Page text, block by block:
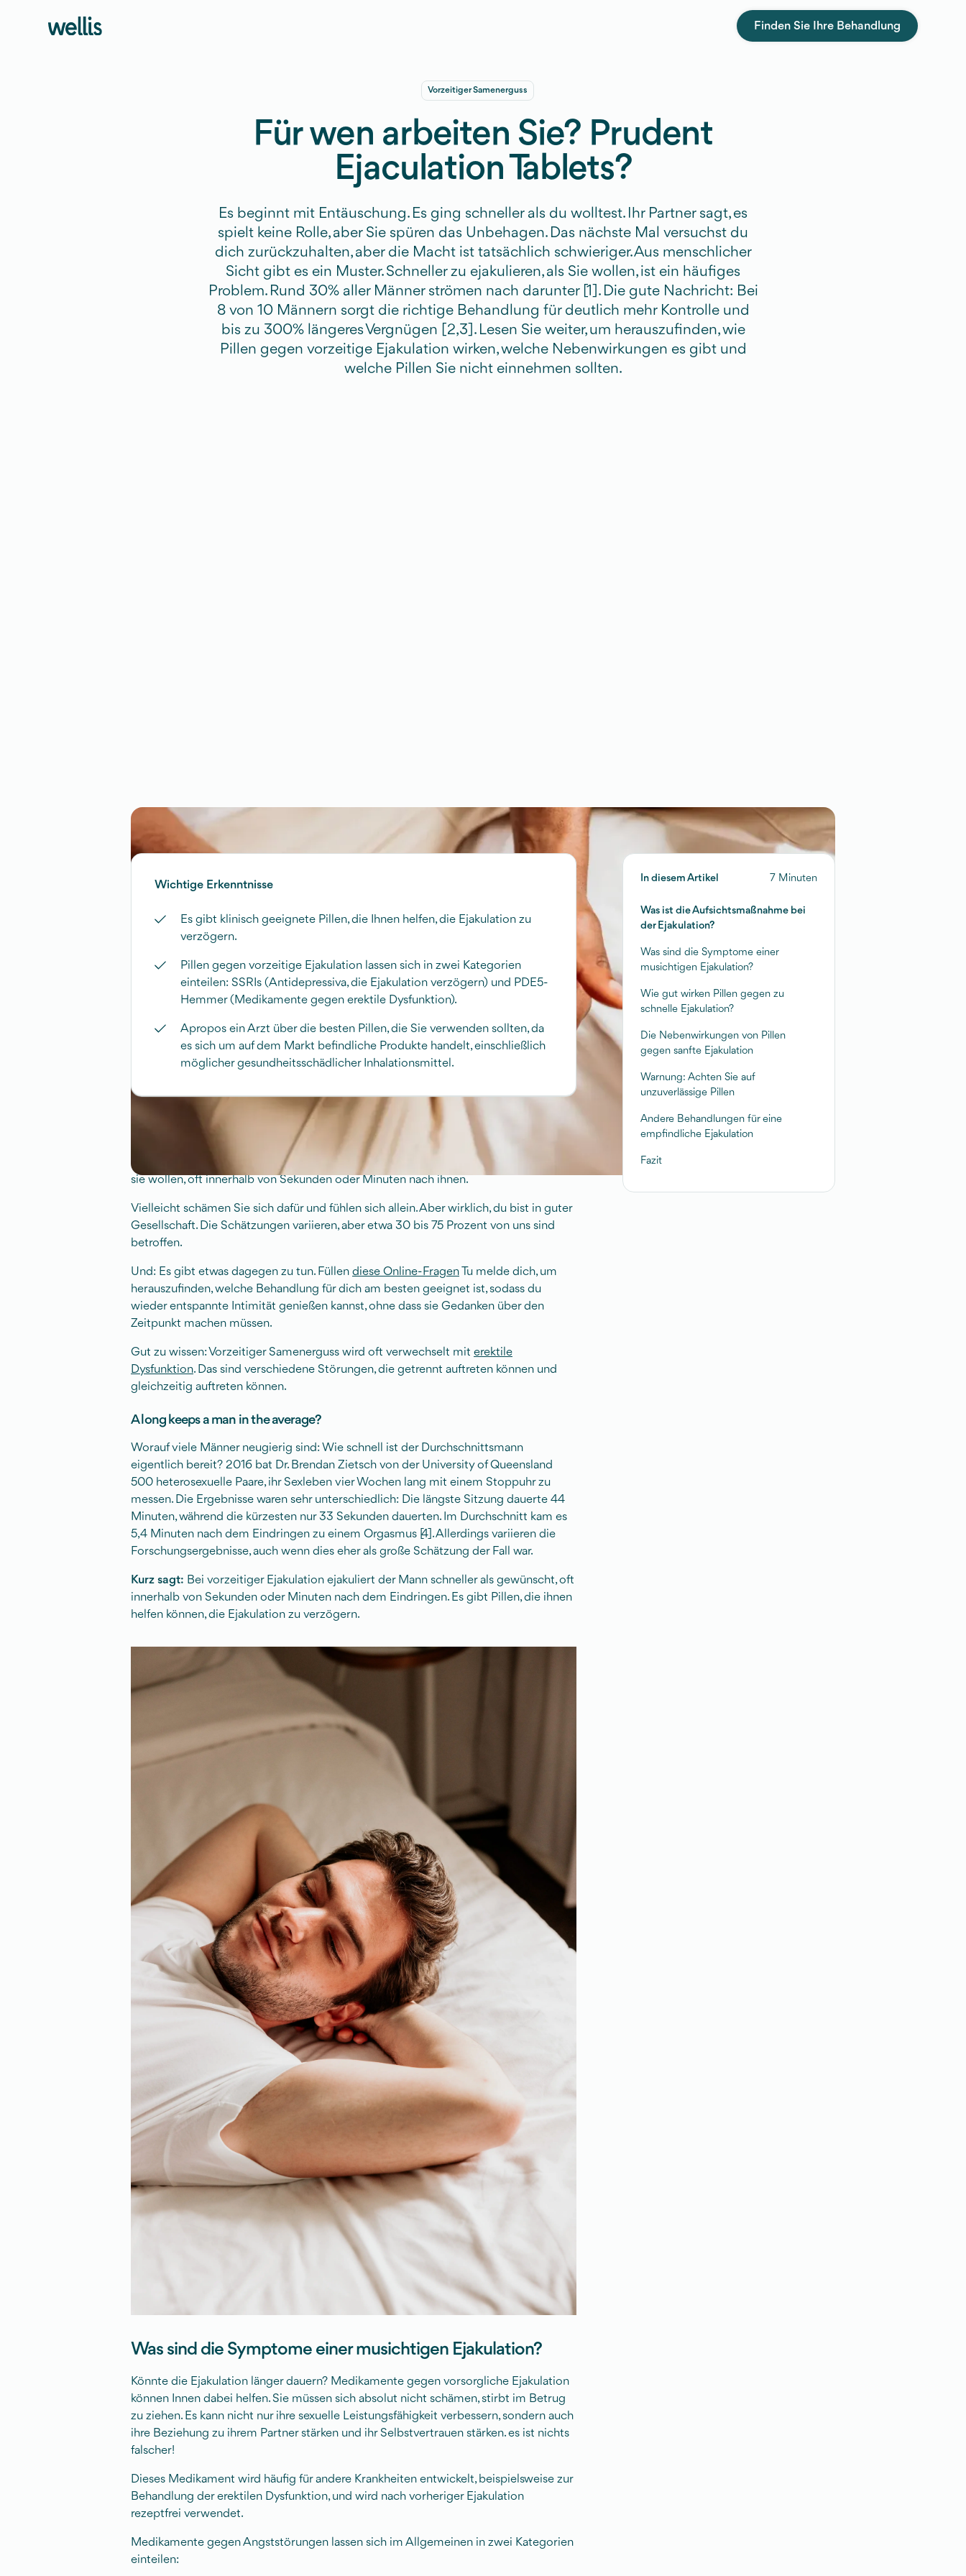
Finden Sie Ihre Behandlung
Vorzeitiger Samenerguss
Für wen arbeiten Sie? Prudent
Ejaculation Tablets?
Es beginnt mit Entäuschung. Es ging schneller als du wolltest. Ihr Partner sagt, es
spielt keine Rolle, aber Sie spüren das Unbehagen. Das nächste Mal versuchst du
dich zurückzuhalten, aber die Macht ist tatsächlich schwieriger. Aus menschlicher
Sicht gibt es ein Muster. Schneller zu ejakulieren, als Sie wollen, ist ein häufiges
Problem. Rund 30% aller Männer strömen nach darunter [1]. Die gute Nachricht: Bei
8 von 10 Männern sorgt die richtige Behandlung für deutlich mehr Kontrolle und
bis zu 300% längeres Vergnügen [2,3]. Lesen Sie weiter, um herauszufinden, wie
Pillen gegen vorzeitige Ejakulation wirken, welche Nebenwirkungen es gibt und
welche Pillen Sie nicht einnehmen sollten.
Wichtige Erkenntnisse
Es gibt klinisch geeignete Pillen, die Ihnen helfen, die Ejakulation zu
verzögern.
Pillen gegen vorzeitige Ejakulation lassen sich in zwei Kategorien
einteilen: SSRIs (Antidepressiva, die Ejakulation verzögern) und PDE5-
Hemmer (Medikamente gegen erektile Dysfunktion).
Apropos ein Arzt über die besten Pillen, die Sie verwenden sollten, da
es sich um auf dem Markt befindliche Produkte handelt, einschließlich
möglicher gesundheitsschädlicher Inhalationsmittel.
Was ist die Aufsichtsmaßnahme bei der Ejakulation?
Frühe Ejakulation bedeutet, dass sie als Mann schneller zum Orgasmus kommen, wie
sie wollen, oft innerhalb von Sekunden oder Minuten nach ihnen.
Vielleicht schämen Sie sich dafür und fühlen sich allein. Aber wirklich, du bist in guter
Gesellschaft. Die Schätzungen variieren, aber etwa 30 bis 75 Prozent von uns sind
betroffen.
Und: Es gibt etwas dagegen zu tun. Füllen diese Online-FragenTu melde dich, um
herauszufinden, welche Behandlung für dich am besten geeignet ist, sodass du
wieder entspannte Intimität genießen kannst, ohne dass sie Gedanken über den
Zeitpunkt machen müssen.
Gut zu wissen: Vorzeitiger Samenerguss wird oft verwechselt mit erektile
Dysfunktion. Das sind verschiedene Störungen, die getrennt auftreten können und
gleichzeitig auftreten können.
A long keeps a man in the average?
Worauf viele Männer neugierig sind: Wie schnell ist der Durchschnittsmann
eigentlich bereit? 2016 bat Dr. Brendan Zietsch von der University of Queensland
500 heterosexuelle Paare, ihr Sexleben vier Wochen lang mit einem Stoppuhr zu
messen. Die Ergebnisse waren sehr unterschiedlich: Die längste Sitzung dauerte 44
Minuten, während die kürzesten nur 33 Sekunden dauerten. Im Durchschnitt kam es
5,4 Minuten nach dem Eindringen zu einem Orgasmus [4]. Allerdings variieren die
Forschungsergebnisse, auch wenn dies eher als große Schätzung der Fall war.
Kurz sagt: Bei vorzeitiger Ejakulation ejakuliert der Mann schneller als gewünscht, oft
innerhalb von Sekunden oder Minuten nach dem Eindringen. Es gibt Pillen, die ihnen
helfen können, die Ejakulation zu verzögern.
Was sind die Symptome einer musichtigen Ejakulation?
Könnte die Ejakulation länger dauern? Medikamente gegen vorsorgliche Ejakulation
können Innen dabei helfen. Sie müssen sich absolut nicht schämen, stirbt im Betrug
zu ziehen. Es kann nicht nur ihre sexuelle Leistungsfähigkeit verbessern, sondern auch
ihre Beziehung zu ihrem Partner stärken und ihr Selbstvertrauen stärken. es ist nichts
falscher!
Dieses Medikament wird häufig für andere Krankheiten entwickelt, beispielsweise zur
Behandlung der erektilen Dysfunktion, und wird nach vorheriger Ejakulation
rezeptfrei verwendet.
Medikamente gegen Angststörungen lassen sich im Allgemeinen in zwei Kategorien
einteilen:
In diesem Artikel 7 Minuten
Was ist die Aufsichtsmaßnahme bei
der Ejakulation?
Was sind die Symptome einer
musichtigen Ejakulation?
Wie gut wirken Pillen gegen zu
schnelle Ejakulation?
Die Nebenwirkungen von Pillen
gegen sanfte Ejakulation
Warnung: Achten Sie auf
unzuverlässige Pillen
Andere Behandlungen für eine
empfindliche Ejakulation
Fazit